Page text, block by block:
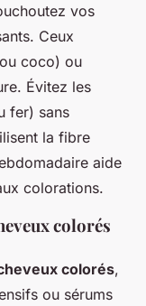
vos
Ceux
coco) ou
Évitez les
fer) sans
la fibre
aide
colorations.
colorés
colorés,
ou sérums